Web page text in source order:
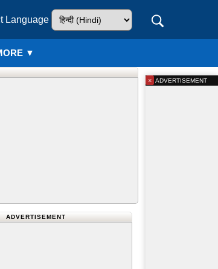
Language
▼
कैच
ADVERTISEMENT
ADVERTISEMENT
×